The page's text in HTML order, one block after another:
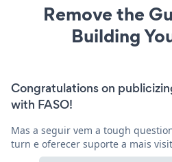
Remove the
Building
Congratulations on
with FASO!
Mas a seguir vem a tough
turn e oferecer suporte a mais